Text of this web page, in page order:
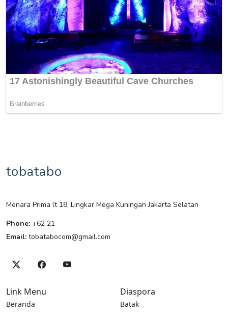
tobatabo
Menara Prima lt 18, Lingkar Mega Kuningan Jakarta Selatan
Phone: +62 21 -
Email: tobatabocom@gmail.com
Link Menu
Beranda
Diaspora
Batak